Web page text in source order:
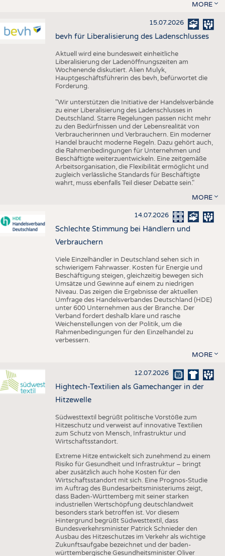
MORE
15.07.2026
bevh für Liberalisierung des Ladenschlusses
Aktuell wird eine bundesweit einheitliche
Liberalisierung der Ladenöffnungszeiten am
Wochenende diskutiert. Alien Mulyk,
Hauptgeschäftsführerin des bevh, befürwortet die
Forderung.
"Wir unterstützen die Initiative der Handelsverbände
zu einer Liberalisierung des Ladenschlusses in
Deutschland. Starre Regelungen passen nicht mehr
zu den Bedürfnissen und der Lebensrealität von
Verbraucherinnen und Verbrauchern. Ein moderner
Handel braucht moderne Regeln. Dazu gehört auch,
die Rahmenbedingungen für Unternehmen und
Beschäftigte weiterzuentwickeln. Eine zeitgemäße
Arbeitsorganisation, die Flexibilität ermöglicht und
zugleich verlässliche Standards für Beschäftigte
wahrt, muss ebenfalls Teil dieser Debatte sein."
MORE
14.07.2026
Schlechte Stimmung bei Händlern und
Verbrauchern
Viele Einzelhändler in Deutschland sehen sich in
schwierigem Fahrwasser. Kosten für Energie und
Beschäftigung steigen, gleichzeitig bewegen sich
Umsätze und Gewinne auf einem zu niedrigen
Niveau. Das zeigen die Ergebnisse der aktuellen
Umfrage des Handelsverbandes Deutschland (HDE)
unter 600 Unternehmen aus der Branche. Der
Verband fordert deshalb klare und rasche
Weichenstellungen von der Politik, um die
Rahmenbedingungen für den Einzelhandel zu
verbessern.
MORE
12.07.2026
Hightech-Textilien als Gamechanger in der
Hitzewelle
Südwesttextil begrüßt politische Vorstöße zum
Hitzeschutz und verweist auf innovative Textilien
zum Schutz von Mensch, Infrastruktur und
Wirtschaftsstandort.
Extreme Hitze entwickelt sich zunehmend zu einem
Risiko für Gesundheit und Infrastruktur – bringt
aber zusätzlich auch hohe Kosten für den
Wirtschaftsstandort mit sich. Eine Prognos-Studie
im Auftrag des Bundesarbeitsministeriums zeigt,
dass Baden-Württemberg mit seiner starken
industriellen Wertschöpfung deutschlandweit
besonders stark betroffen ist. Vor diesem
Hintergrund begrüßt Südwesttextil, dass
Bundesverkehrsminister Patrick Schnieder den
Ausbau des Hitzeschutzes im Verkehr als wichtige
Zukunftsaufgabe bezeichnet und der baden-
württembergische Gesundheitsminister Oliver